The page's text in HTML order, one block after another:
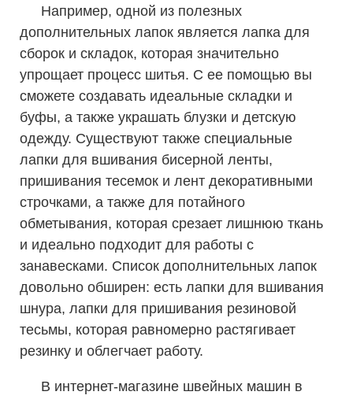
Например, одной из полезных
дополнительных лапок является лапка для
сборок и складок, которая значительно
упрощает процесс шитья. С ее помощью вы
сможете создавать идеальные складки и
буфы, а также украшать блузки и детскую
одежду. Существуют также специальные
лапки для вшивания бисерной ленты,
пришивания тесемок и лент декоративными
строчками, а также для потайного
обметывания, которая срезает лишнюю ткань
и идеально подходит для работы с
занавесками. Список дополнительных лапок
довольно обширен: есть лапки для вшивания
шнура, лапки для пришивания резиновой
тесьмы, которая равномерно растягивает
резинку и облегчает работу.
В интернет-магазине швейных машин в